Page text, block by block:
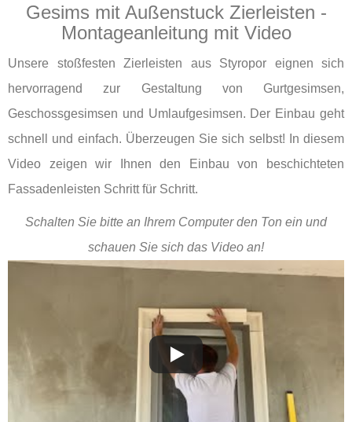
Gesims mit Außenstuck Zierleisten -
Montageanleitung mit Video
Unsere stoßfesten Zierleisten aus Styropor eignen sich
hervorragend zur Gestaltung von Gurtgesimsen,
Geschossgesimsen und Umlaufgesimsen. Der Einbau geht
schnell und einfach. Überzeugen Sie sich selbst! In diesem
Video zeigen wir Ihnen den Einbau von beschichteten
Fassadenleisten Schritt für Schritt.
Schalten Sie bitte an Ihrem Computer den Ton ein und
schauen Sie sich das Video an!